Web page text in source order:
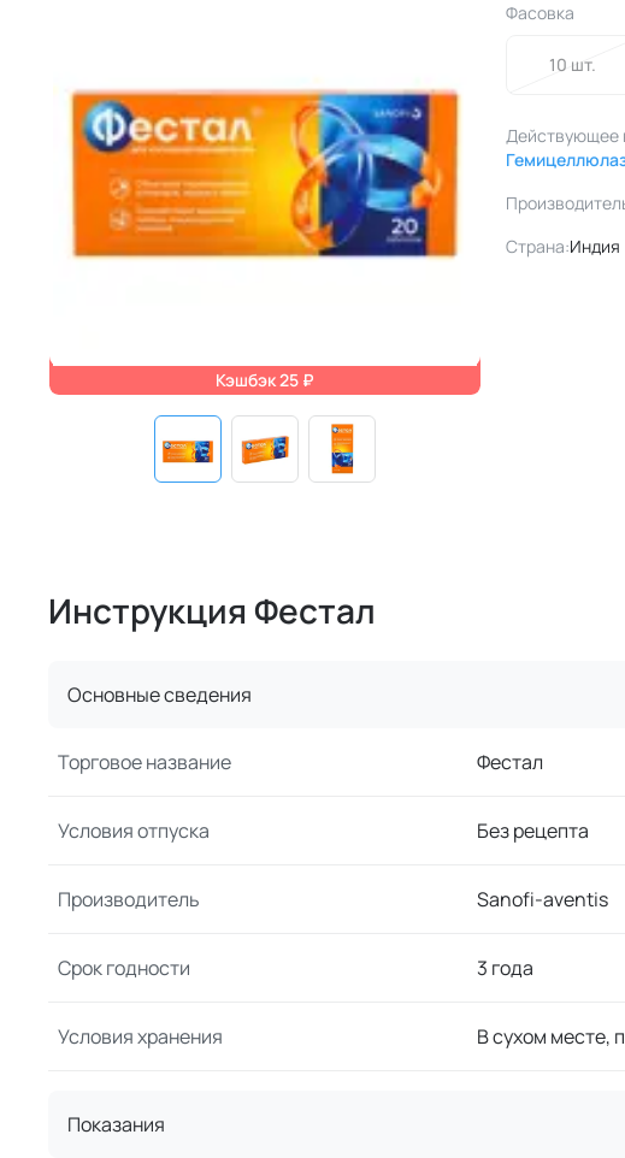
Кэшбэк 25 ₽
Фасовка
10 шт.
Действующее
Страна:Индия
Инструкция Фестал
Основные сведения
Торговое название Фестал
Условия отпуска Без рецепта
Производитель Sanofi-aventis
Срок годности 3 года
Условия хранения В сухом месте,
Показания